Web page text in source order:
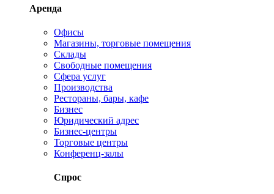
Аренда
Офисы
Магазины, торговые помещения
Склады
Свободные помещения
Сфера услуг
Производства
Рестораны, бары, кафе
Бизнес
Юридический адрес
Бизнес-центры
Торговые центры
Конференц-залы
Спрос